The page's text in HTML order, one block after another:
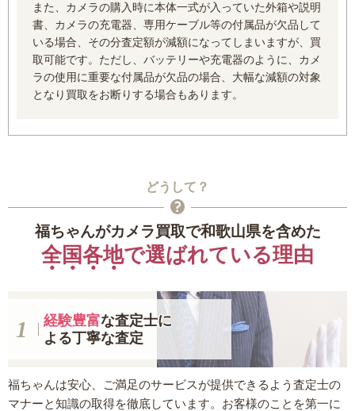
また、カメラの購入時に本体一式が入っていた外箱や説明
書、カメラの充電器、専用ケーブル等の付属品が欠品して
いる場合、その分査定額が減額になってしまいますが、買
取可能です。ただし、バッテリーや充電器のように、カメ
ラの使用に重要な付属品が欠品の場合、大幅な減額の対象
となり買取をお断りする場合もあります。
どうして？
福ちゃんがカメラ買取で和歌山県を含めた
全国各地で選ばれている理由
経験豊富な査定士に
よる丁寧な査定
福ちゃんは安心、ご満足のサービスが提供できるよう査定士の
マナーと知識の取得を徹底しています。お客様のことを第一に